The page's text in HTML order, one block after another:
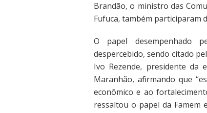
Brandão, o ministro das
Fufuca, também participaram
O papel desempenhado
despercebido, sendo citado
Ivo Rezende, presidente da
Maranhão, afirmando que
econômico e ao
ressaltou o papel da Famem